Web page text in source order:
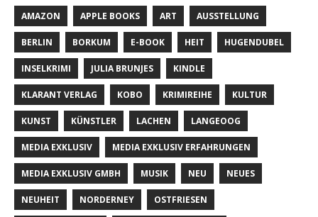
AMAZON APPLE BOOKS ART AUSSTELLUNG
BERLIN BORKUM E-BOOK HEIT HUGENDUBEL
INSELKRIMI JULIA BRUNJES KINDLE
KLARANT VERLAG KOBO KRIMIREIHE KULTUR
KUNST KÜNSTLER LACHEN LANGEOOG
MEDIA EXKLUSIV MEDIA EXKLUSIV ERFAHRUNGEN
MEDIA EXKLUSIV GMBH MUSIK NEU NEUES
NEUHEIT NORDERNEY OSTFRIESEN